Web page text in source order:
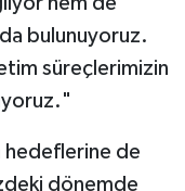
bulunuyoruz.
süreçlerimizin
hedeflerine de
dönemde